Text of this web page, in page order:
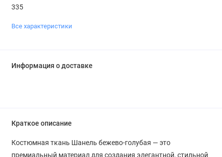
335
Все характеристики
Информация о доставке
Краткое описание
Костюмная ткань Шанель бежево-голубая — это
премиальный материал для создания элегантной, стильной